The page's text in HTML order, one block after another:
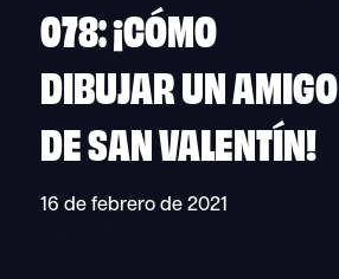
078: ¡CÓMO
DIBUJAR UN AMIGO
DE SAN VALENTÍN!
16 de febrero de 2021